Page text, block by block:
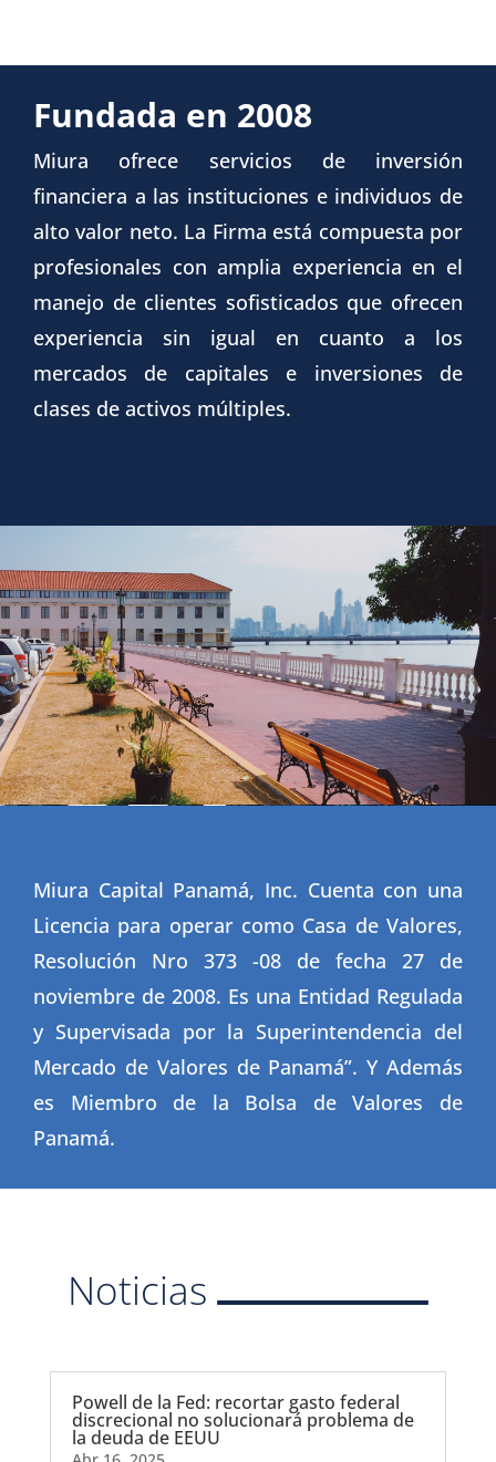
Fundada en 2008
Miura ofrece servicios de inversión
financiera a las instituciones e individuos de
alto valor neto. La Firma está compuesta por
profesionales con amplia experiencia en el
manejo de clientes sofisticados que ofrecen
experiencia sin igual en cuanto a los
mercados de capitales e inversiones de
clases de activos múltiples.
Miura Capital Panamá, Inc. Cuenta con una
Licencia para operar como Casa de Valores,
Resolución Nro 373 -08 de fecha 27 de
noviembre de 2008. Es una Entidad Regulada
y Supervisada por la Superintendencia del
Mercado de Valores de Panamá”. Y Además
es Miembro de la Bolsa de Valores de
Panamá.
Noticias
Powell de la Fed: recortar gasto federal
discrecional no solucionará problema de
la deuda de EEUU